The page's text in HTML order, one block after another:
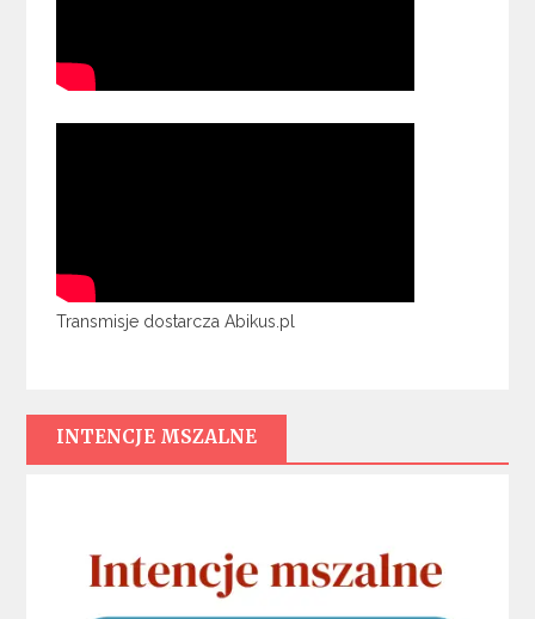
Transmisje dostarcza Abikus.pl
INTENCJE MSZALNE